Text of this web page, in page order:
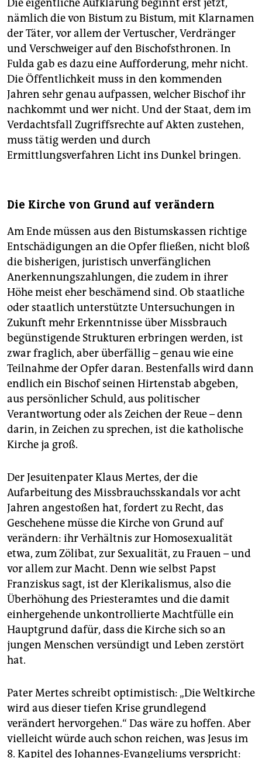
Die eigentliche Aufklärung beginnt erst jetzt,
nämlich die von Bistum zu Bistum, mit Klarnamen
der Täter, vor allem der Vertuscher, Verdränger
und Verschweiger auf den Bischofsthronen. In
Fulda gab es dazu eine Aufforderung, mehr nicht.
Die Öffentlichkeit muss in den kommenden
Jahren sehr genau aufpassen, welcher Bischof ihr
nachkommt und wer nicht. Und der Staat, dem im
Verdachtsfall Zugriffsrechte auf Akten zustehen,
muss tätig werden und durch
Ermittlungsverfahren Licht ins Dunkel bringen.
Die Kirche von Grund auf verändern
Am Ende müssen aus den Bistumskassen richtige
Entschädigungen an die Opfer fließen, nicht bloß
die bisherigen, juristisch unverfänglichen
Anerkennungszahlungen, die zudem in ihrer
Höhe meist eher beschämend sind. Ob staatliche
oder staatlich unterstützte Untersuchungen in
Zukunft mehr Erkenntnisse über Missbrauch
begünstigende Strukturen erbringen werden, ist
zwar fraglich, aber überfällig – genau wie eine
Teilnahme der Opfer daran. Bestenfalls wird dann
endlich ein Bischof seinen Hirtenstab abgeben,
aus persönlicher Schuld, aus politischer
Verantwortung oder als Zeichen der Reue – denn
darin, in Zeichen zu sprechen, ist die katholische
Kirche ja groß.
Der Jesuitenpater Klaus Mertes, der die
Aufarbeitung des Missbrauchsskandals vor acht
Jahren angestoßen hat, fordert zu Recht, das
Geschehene müsse die Kirche von Grund auf
verändern: ihr Verhältnis zur Homosexualität
etwa, zum Zölibat, zur Sexualität, zu Frauen – und
vor allem zur Macht. Denn wie selbst Papst
Franziskus sagt, ist der Klerikalismus, also die
Überhöhung des Priesteramtes und die damit
einhergehende unkon­trollierte Machtfülle ein
Hauptgrund dafür, dass die Kirche sich so an
jungen Menschen versündigt und Leben zerstört
hat.
Pater Mertes schreibt optimistisch: „Die Weltkirche
wird aus dieser tiefen Krise grundlegend
verändert hervorgehen.“ Das wäre zu hoffen. Aber
vielleicht würde auch schon reichen, was Jesus im
8. Kapitel des Johannes-Evangeliums verspricht: